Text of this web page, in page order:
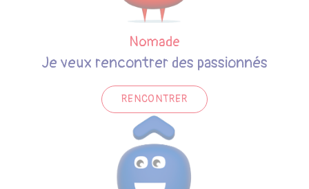
Nomade
Je veux rencontrer des passionnés
RENCONTRER